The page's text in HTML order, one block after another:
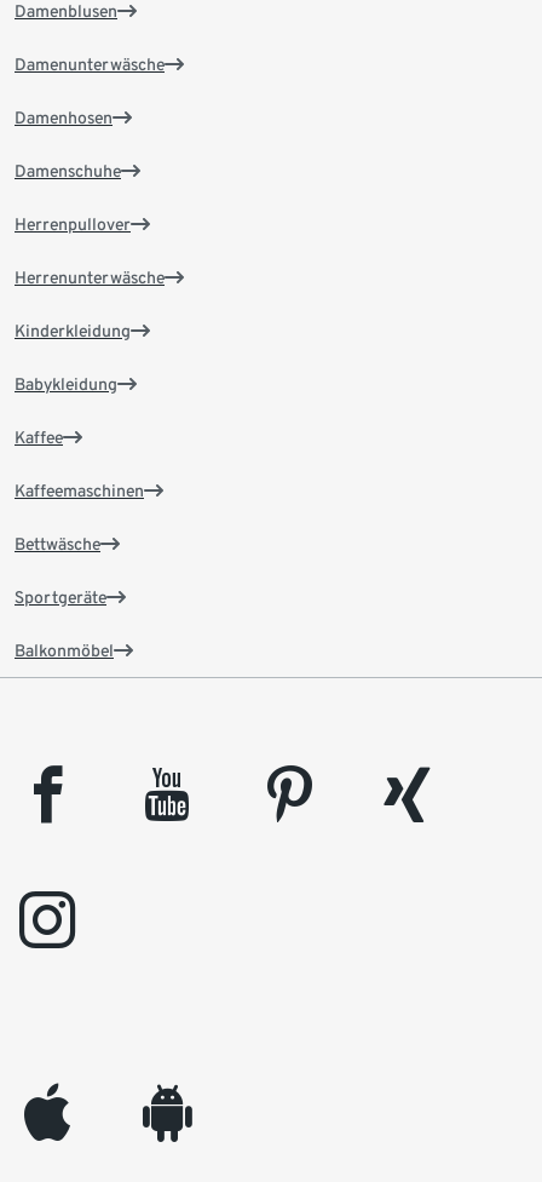
Damenblusen
Damenunterwäsche
Damenhosen
Damenschuhe
Herrenpullover
Herrenunterwäsche
Kinderkleidung
Babykleidung
Kaffee
Kaffeemaschinen
Bettwäsche
Sportgeräte
Balkonmöbel
facebook youtube pinterest
xing
instagram
appleinc android